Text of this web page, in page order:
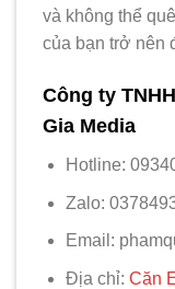
và không thể
của bạn trở nên
Công ty
Gia Media
Hotline:
Zalo:
Email:
Địa chỉ: Căn